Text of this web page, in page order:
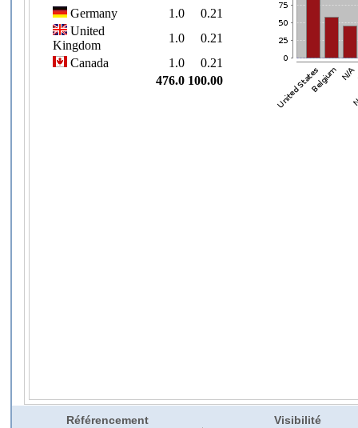
Référencement Visibilité